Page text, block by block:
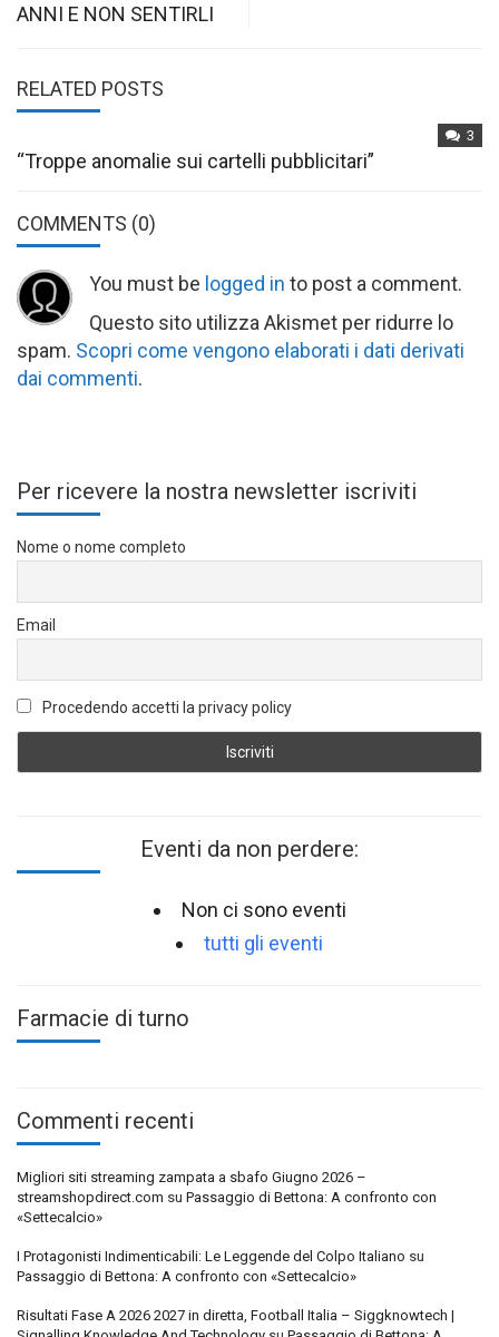
ANNI E NON SENTIRLI
RELATED POSTS
3
“Troppe anomalie sui cartelli pubblicitari”
COMMENTS (0)
You must be logged in to post a comment.
Questo sito utilizza Akismet per ridurre lo
spam. Scopri come vengono elaborati i dati derivati
dai commenti.
Per ricevere la nostra newsletter iscriviti
Nome o nome completo
Email
Procedendo accetti la privacy policy
Eventi da non perdere:
Non ci sono eventi
tutti gli eventi
Farmacie di turno
Commenti recenti
Migliori siti streaming zampata a sbafo Giugno 2026 –
streamshopdirect.com su Passaggio di Bettona: A confronto con
«Settecalcio»
I Protagonisti Indimenticabili: Le Leggende del Colpo Italiano su
Passaggio di Bettona: A confronto con «Settecalcio»
Risultati Fase A 2026 2027 in diretta, Football Italia – Siggknowtech |